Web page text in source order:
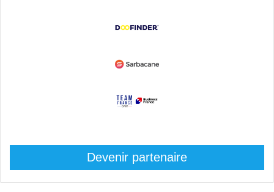
Devenir partenaire